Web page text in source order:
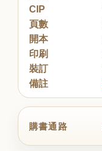
CIP
頁數
開本
印刷
裝訂
備註
購書通路